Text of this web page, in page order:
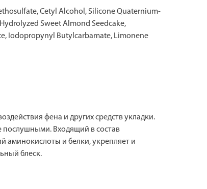
Cetyl Alcohol, Silicone Quaternium-
Sweet Almond Seedcake,
Iodopropynyl Butylcarbamate, Limonene
фена и других средств укладки.
послушными. Входящий в состав
аминокислоты и белки, укрепляет и
блеск.